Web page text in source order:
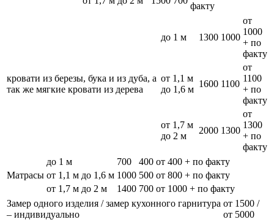
факту
кровати из березы, бука и из дуба, а
так же мягкие кровати из дерева
до 1 м 1300 1000
от
1000
+ по
факту
от 1,1 м
до 1,6 м
1600 1100
от
1100
+ по
факту
от 1,7 м
до 2 м
2000 1300
от
1300
+ по
факту
Матрасы
до 1 м 700 400 от 400 + по факту
от 1,1 м до 1,6 м 1000 500 от 800 + по факту
от 1,7 м до 2 м
1400 700 от 1000 + по факту
Замер одного изделия / замер кухонного гарнитура
– индивидуально
от 1500 /
от 5000